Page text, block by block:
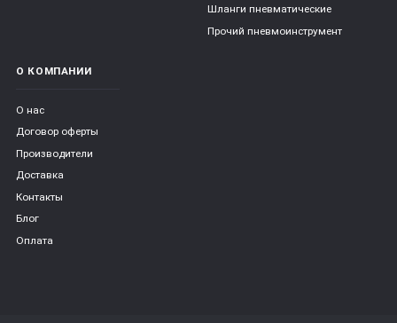
Шланги пневматические
Прочий пневмоинструмент
О КОМПАНИИ
О нас
Договор оферты
Производители
Доставка
Контакты
Блог
Оплата